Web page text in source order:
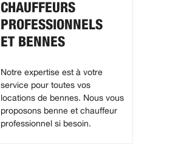
CHAUFFEURS
PROFESSIONNELS
ET BENNES
Notre expertise est à votre
service pour toutes vos
locations de bennes. Nous vous
proposons benne et chauffeur
professionnel si besoin.